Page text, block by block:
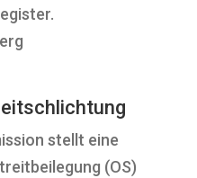
stellt eine
(OS)